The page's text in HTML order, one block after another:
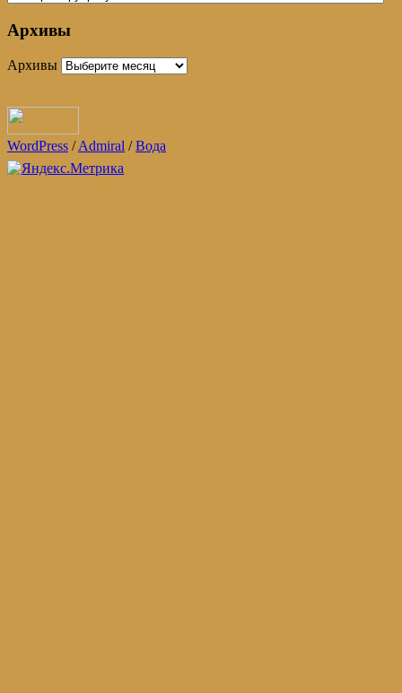
Архивы
Архивы
WordPress /Admiral /Вода